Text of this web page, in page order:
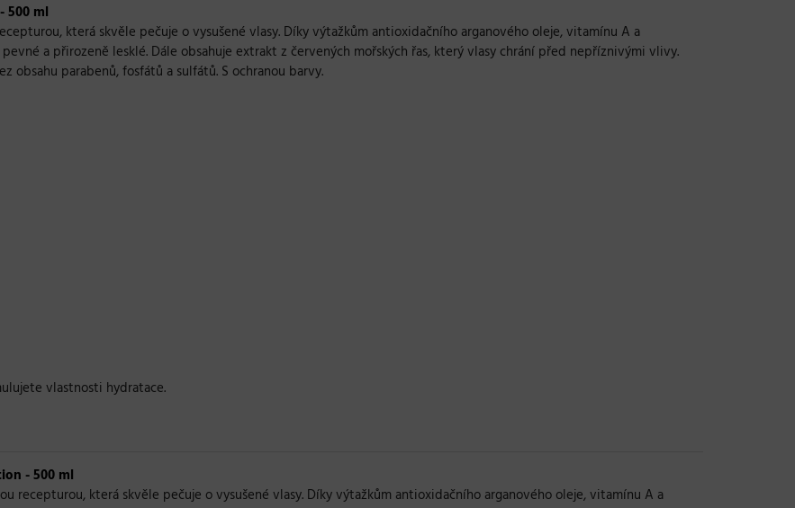
500 ml
která skvěle pečuje o vysušené vlasy. Díky výtažkům antioxidačního arganového oleje, vitamínu A a
a přirozeně lesklé. Dále obsahuje extrakt z červených mořských řas, který vlasy chrání před nepříznivými vlivy.
obsahu parabenů, fosfátů a sulfátů. S ochranou barvy.
vlastnosti hydratace.
- 500 ml
recepturou, která skvěle pečuje o vysušené vlasy. Díky výtažkům antioxidačního arganového oleje, vitamínu A a